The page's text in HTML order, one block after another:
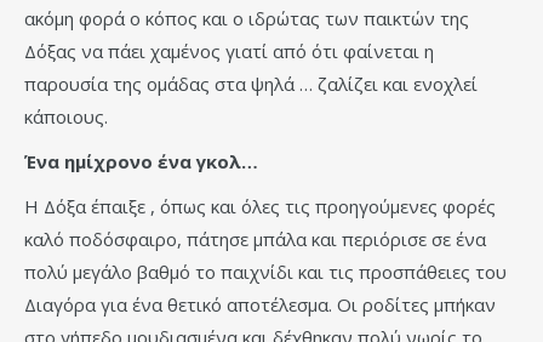
ακόμη φορά ο κόπος και ο ιδρώτας των παικτών της
Δόξας να πάει χαμένος γιατί από ότι φαίνεται η
παρουσία της ομάδας στα ψηλά … ζαλίζει και ενοχλεί
κάποιους.
Ένα ημίχρονο ένα γκολ…
Η Δόξα έπαιξε , όπως και όλες τις προηγούμενες φορές
καλό ποδόσφαιρο, πάτησε μπάλα και περιόρισε σε ένα
πολύ μεγάλο βαθμό το παιχνίδι και τις προσπάθειες του
Διαγόρα για ένα θετικό αποτέλεσμα. Οι ροδίτες μπήκαν